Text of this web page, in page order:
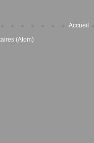
Accueil
(Atom)